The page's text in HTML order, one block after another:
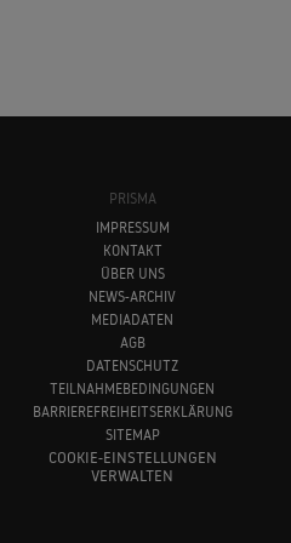
PRISMA
IMPRESSUM
KONTAKT
ÜBER UNS
NEWS-ARCHIV
MEDIADATEN
AGB
DATENSCHUTZ
TEILNAHMEBEDINGUNGEN
BARRIEREFREIHEITSERKLÄRUNG
SITEMAP
COOKIE-EINSTELLUNGEN
VERWALTEN